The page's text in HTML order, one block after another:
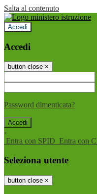
Salta al contenuto
Accedi
Accedi
button close ×
Password dimenticata?
-
Entra con SPID Entra con
Seleziona utente
button close ×